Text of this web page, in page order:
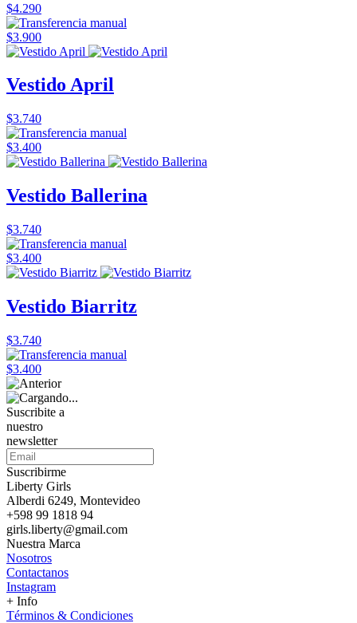
$4.290
$3.900
Vestido April
$3.740
$3.400
Vestido Ballerina
$3.740
$3.400
Vestido Biarritz
$3.740
$3.400
Suscribite a
nuestro
newsletter
Suscribirme
Liberty Girls
Alberdi 6249, Montevideo
+598 99 1818 94
girls.liberty@gmail.com
Nuestra Marca
Nosotros
Contactanos
Instagram
+ Info
Términos & Condiciones